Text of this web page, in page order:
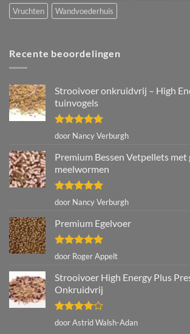
Vruchten
Wandvoederhuis
Recente beoordelingen
Strooivoer onkruidvrij – High
tuinvogels
Gewaardeerd
door Nancy Verburgh
Premium Bessen Vetpellets met
meelwormen
Gewaardeerd
door Nancy Verburgh
Premium Egelvoer
Gewaardeerd
uit 5
door Roger Appelt
Strooivoer High Energy Plus
Onkruidvrij
Gewaardeerd
door Astrid Walsh-Adan